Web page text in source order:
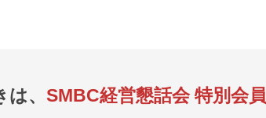
、 SMBC経営懇話会 特別会員